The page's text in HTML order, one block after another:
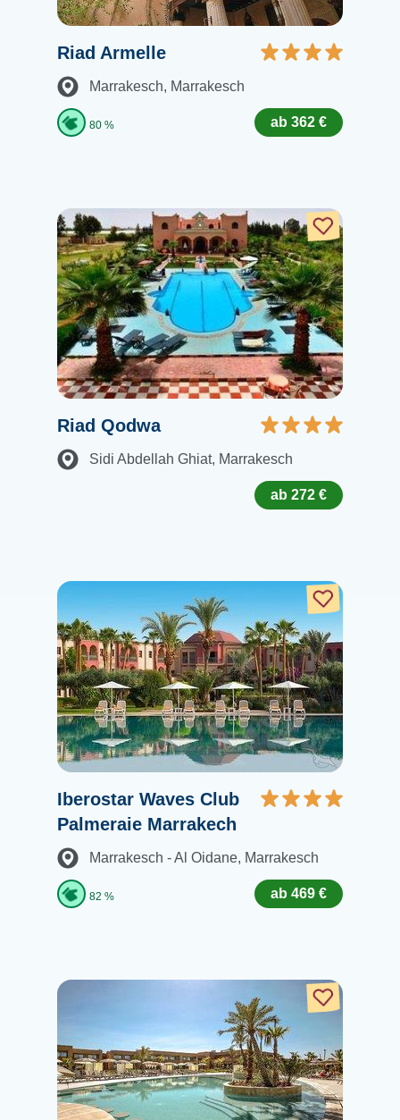
Riad Armelle
Marrakesch, Marrakesch
80 % ab 362 €
Riad Qodwa
Sidi Abdellah Ghiat, Marrakesch
ab 272 €
Iberostar Waves Club
Palmeraie Marrakech
Marrakesch - Al Oidane, Marrakesch
82 % ab 469 €